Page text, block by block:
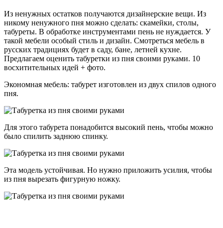
Из ненужных остатков получаются дизайнерские вещи. Из
никому ненужного пня можно сделать: скамейки, столы,
табуреты. В обработке инструментами пень не нуждается. У
такой мебели особый стиль и дизайн. Смотреться мебель в
русских традициях будет в саду, бане, летней кухне.
Предлагаем оценить табуретки из пня своими руками. 10
восхитительных идей + фото.
Экономная мебель: табурет изготовлен из двух спилов одного
пня.
Для этого табурета понадобится высокий пень, чтобы можно
было спилить заднюю спинку.
Эта модель устойчивая. Но нужно приложить усилия, чтобы
из пня вырезать фигурную ножку.